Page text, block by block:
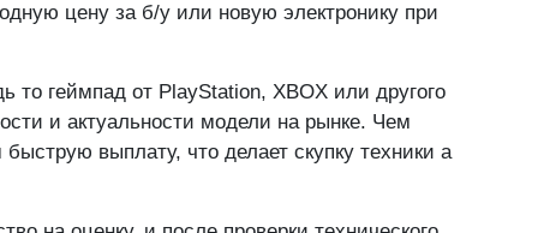
цену за б/у или новую электронику при
геймпад от PlayStation, XBOX или другого
и актуальности модели на рынке. Чем
выплату, что делает скупку техники а